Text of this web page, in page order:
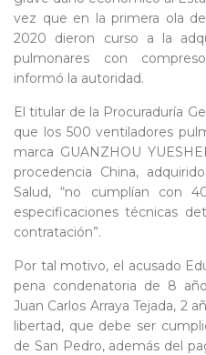
vez que en la primera ola
2020 dieron curso a la
pulmonares con
informó la autoridad.
El titular de la Procuraduría
que los 500 ventiladores
marca GUANZHOU
procedencia China,
Salud, “no cumplían con
especificaciones técnicas
contratación”.
Por tal motivo, el acusado
pena condenatoria de 8
Juan Carlos Arraya Tejada, 2
libertad, que debe ser
de San Pedro, además del